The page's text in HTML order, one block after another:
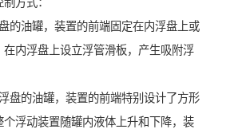
的油罐，装置的前端固定在内浮盘上或
在内浮盘上设立浮管滑板，产生吸附浮
盘的油罐，装置的前端特别设计了方形
个浮动装置随罐内液体上升和下降，装